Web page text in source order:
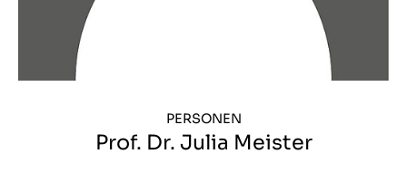
PERSONEN
Prof. Dr. Julia Meister